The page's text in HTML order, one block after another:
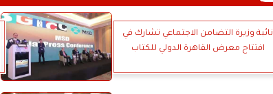
نائبة وزيرة التضامن الاجتماعي تشارك في
افتتاح معرض القاهرة الدولي للكتاب